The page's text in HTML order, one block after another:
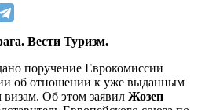
Вести Туризм.
поручение Еврокомиссии
об отношении к уже выданным
Об этом заявил Жозеп